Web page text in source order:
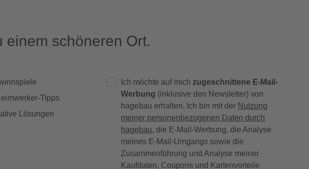
einem schöneren Ort.
Tipps
Lösungen
Ich möchte auf mich zugeschnittene E-Mail-
Werbung (inklusive den Newsletter) von
hagebau erhalten. Ich bin mit der Nutzung
meiner personenbezogenen Daten durch
hagebau, die E-Mail-Werbung, die Analyse
meines E-Mail-Umgangs sowie die
Zusammenführung und Analyse meiner
Kaufdaten, Coupons und Kartenvorteile